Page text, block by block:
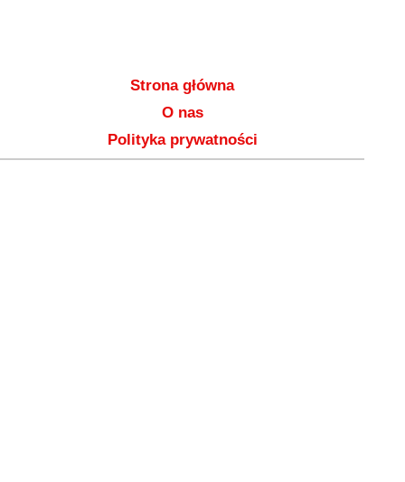
Strona główna
O nas
Polityka prywatności